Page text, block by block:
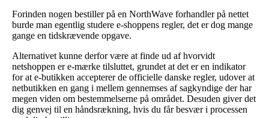
Forinden nogen bestiller på en NorthWave forhandler på nettet
burde man egentlig studere e-shoppens regler, det er dog mange
gange en tidskrævende opgave.
Alternativet kunne derfor være at finde ud af hvorvidt
netshoppen er e-mærke tilsluttet, grundet at det er en indikator
for at e-butikken accepterer de officielle danske regler, udover at
netbutikken en gang i mellem gennemses af sagkyndige der har
megen viden om bestemmelserne på området. Desuden giver det
dig genvej til en håndsrækning, hvis du får besvær i processen